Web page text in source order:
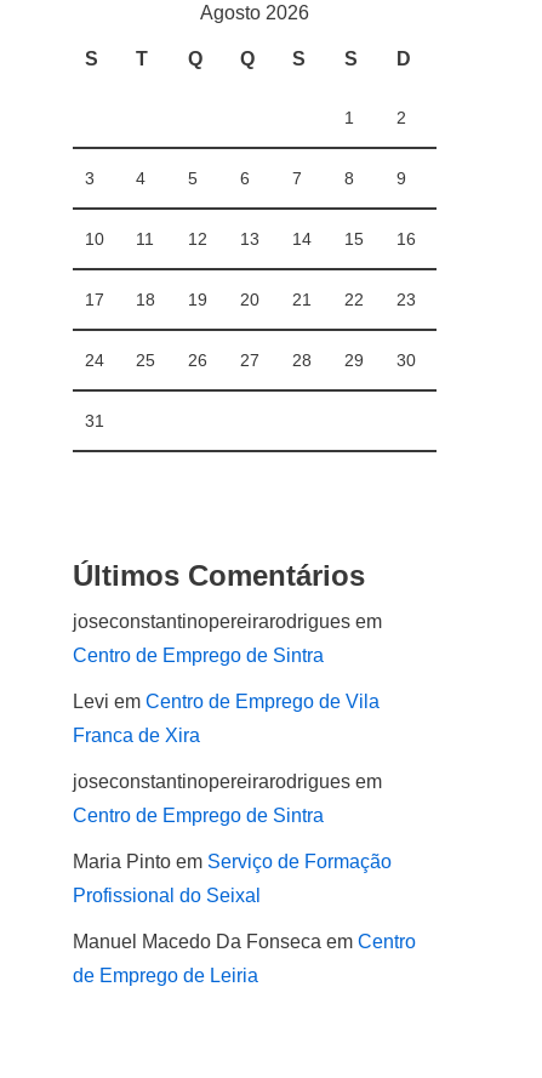
Agosto 2026
S T Q Q S S D
1 2
3 4 5 6 7 8 9
10 11 12 13 14 15 16
17 18 19 20 21 22 23
24 25 26 27 28 29 30
31
Últimos Comentários
joseconstantinopereirarodrigues em
Centro de Emprego de Sintra
Levi em Centro de Emprego de Vila
Franca de Xira
joseconstantinopereirarodrigues em
Centro de Emprego de Sintra
Maria Pinto em Serviço de Formação
Profissional do Seixal
Manuel Macedo Da Fonseca em Centro
de Emprego de Leiria